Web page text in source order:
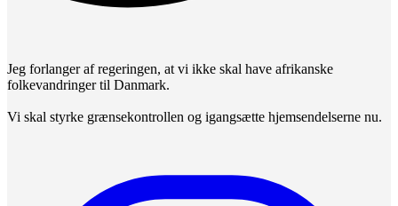
Jeg forlanger af regeringen, at vi ikke skal have afrikanske
folkevandringer til Danmark.
Vi skal styrke grænsekontrollen og igangsætte hjemsendelserne nu.